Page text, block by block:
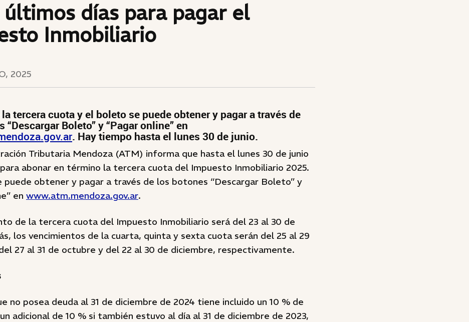
últimos días para pagar el
Inmobiliario
2025
tercera cuota y el boleto se puede obtener y pagar a través de
“Descargar Boleto” y “Pagar online” en
. Hay tiempo hasta el lunes 30 de junio.
Tributaria Mendoza (ATM) informa que hasta el lunes 30 de junio
abonar en término la tercera cuota del Impuesto Inmobiliario 2025.
puede obtener y pagar a través de los botones “Descargar Boleto” y
en www.atm.mendoza.gov.ar.
de la tercera cuota del Impuesto Inmobiliario será del 23 al 30 de
los vencimientos de la cuarta, quinta y sexta cuota serán del 25 al 29
27 al 31 de octubre y del 22 al 30 de diciembre, respectivamente.
no posea deuda al 31 de diciembre de 2024 tiene incluido un 10 % de
adicional de 10 % si también estuvo al día al 31 de diciembre de 2023,